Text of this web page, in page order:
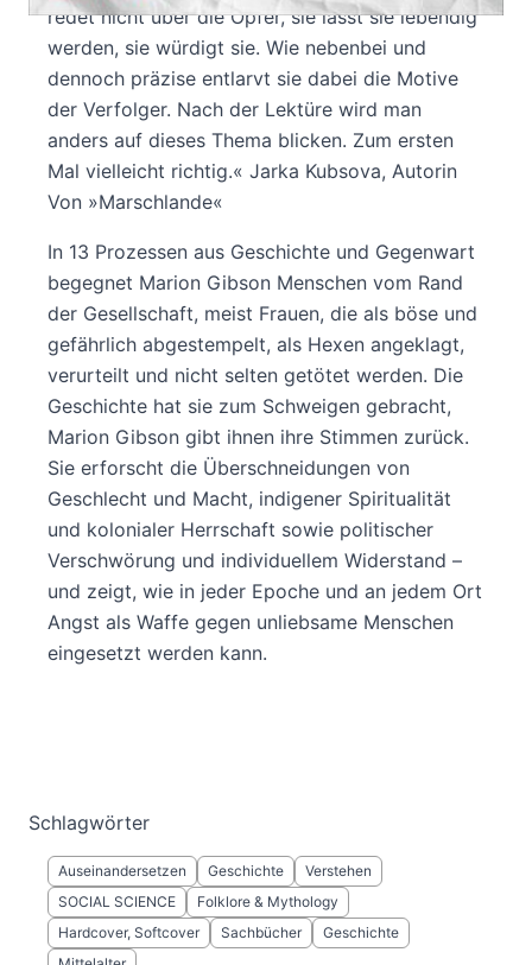
redet nicht über die Opfer, sie lässt sie lebendig
werden, sie würdigt sie. Wie nebenbei und
dennoch präzise entlarvt sie dabei die Motive
der Verfolger. Nach der Lektüre wird man
anders auf dieses Thema blicken. Zum ersten
Mal vielleicht richtig.« Jarka Kubsova, Autorin
Von »Marschlande«
In 13 Prozessen aus Geschichte und Gegenwart
begegnet Marion Gibson Menschen vom Rand
der Gesellschaft, meist Frauen, die als böse und
gefährlich abgestempelt, als Hexen angeklagt,
verurteilt und nicht selten getötet werden. Die
Geschichte hat sie zum Schweigen gebracht,
Marion Gibson gibt ihnen ihre Stimmen zurück.
Sie erforscht die Überschneidungen von
Geschlecht und Macht, indigener Spiritualität
und kolonialer Herrschaft sowie politischer
Verschwörung und individuellem Widerstand –
und zeigt, wie in jeder Epoche und an jedem Ort
Angst als Waffe gegen unliebsame Menschen
eingesetzt werden kann.
Schlagwörter
Auseinandersetzen Geschichte
Verstehen
SOCIAL SCIENCE
Folklore & Mythology
Hardcover, Softcover
Sachbücher
Geschichte